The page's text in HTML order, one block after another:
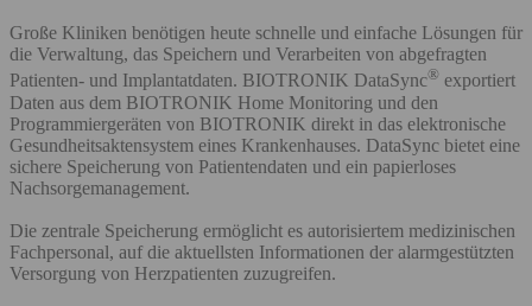
Große Kliniken benötigen heute schnelle und einfache Lösungen für
die Verwaltung, das Speichern und Verarbeiten von abgefragten
Patienten- und Implantatdaten. BIOTRONIK DataSync® exportiert
Daten aus dem BIOTRONIK Home Monitoring und den
Programmiergeräten von BIOTRONIK direkt in das elektronische
Gesundheitsaktensystem eines Krankenhauses. DataSync bietet eine
sichere Speicherung von Patientendaten und ein papierloses
Nachsorgemanagement.
Die zentrale Speicherung ermöglicht es autorisiertem medizinischen
Fachpersonal, auf die aktuellsten Informationen der alarmgestützten
Versorgung von Herzpatienten zuzugreifen.